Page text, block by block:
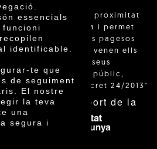
essencials
funcioni
identificable.
te que
de seguiment
El nostre
la teva
una
segura i
"La venda de proximitat
està regulada i permet
identificar els pagesos
catalans que venen ells
mateixos els seus
productes al públic,
segons el Decret 24/2013"
Amb el suport de la